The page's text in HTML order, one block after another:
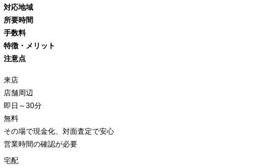
対応地域
所要時間
手数料
特徴・メリット
注意点
来店
店舗周辺
即日～30分
無料
その場で現金化、対面査定で安心
営業時間の確認が必要
宅配